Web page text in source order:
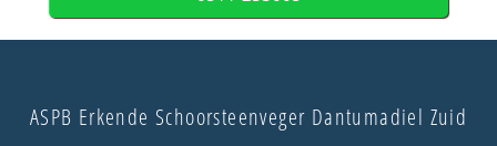
ASPB Erkende Schoorsteenveger Dantumadiel Zuid